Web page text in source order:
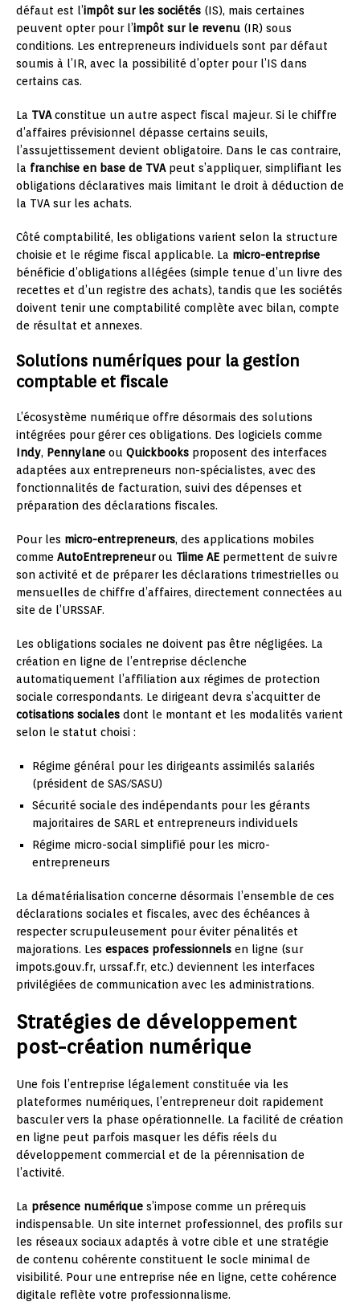
défaut est l’impôt sur les sociétés (IS), mais certaines
peuvent opter pour l’impôt sur le revenu (IR) sous
conditions. Les entrepreneurs individuels sont par défaut
soumis à l’IR, avec la possibilité d’opter pour l’IS dans
certains cas.
La TVAconstitue un autre aspect fiscal majeur. Si le chiffre
d’affaires prévisionnel dépasse certains seuils,
l’assujettissement devient obligatoire. Dans le cas contraire,
la franchise en base de TVApeut s’appliquer, simplifiant les
obligations déclaratives mais limitant le droit à déduction de
la TVA sur les achats.
Côté comptabilité, les obligations varient selon la structure
choisie et le régime fiscal applicable. La micro-entreprise
bénéficie d’obligations allégées (simple tenue d’un livre des
recettes et d’un registre des achats), tandis que les sociétés
doivent tenir une comptabilité complète avec bilan, compte
de résultat et annexes.
Solutions numériques pour la gestion
comptable et fiscale
L’écosystème numérique offre désormais des solutions
intégrées pour gérer ces obligations. Des logiciels comme
Indy, Pennylane ou Quickbooks proposent des interfaces
adaptées aux entrepreneurs non-spécialistes, avec des
fonctionnalités de facturation, suivi des dépenses et
préparation des déclarations fiscales.
Pour les micro-entrepreneurs, des applications mobiles
comme AutoEntrepreneurou Tiime AE permettent de suivre
son activité et de préparer les déclarations trimestrielles ou
mensuelles de chiffre d’affaires, directement connectées au
site de l’URSSAF.
Les obligations sociales ne doivent pas être négligées. La
création en ligne de l’entreprise déclenche
automatiquement l’affiliation aux régimes de protection
sociale correspondants. Le dirigeant devra s’acquitter de
cotisations sociales dont le montant et les modalités varient
selon le statut choisi :
Régime général pour les dirigeants assimilés salariés
(président de SAS/SASU)
Sécurité sociale des indépendants pour les gérants
majoritaires de SARL et entrepreneurs individuels
Régime micro-social simplifié pour les micro-
entrepreneurs
La dématérialisation concerne désormais l’ensemble de ces
déclarations sociales et fiscales, avec des échéances à
respecter scrupuleusement pour éviter pénalités et
majorations. Les espaces professionnels en ligne (sur
impots.gouv.fr, urssaf.fr, etc.) deviennent les interfaces
privilégiées de communication avec les administrations.
Stratégies de développement
post-création numérique
Une fois l’entreprise légalement constituée via les
plateformes numériques, l’entrepreneur doit rapidement
basculer vers la phase opérationnelle. La facilité de création
en ligne peut parfois masquer les défis réels du
développement commercial et de la pérennisation de
l’activité.
La présence numérique s’impose comme un prérequis
indispensable. Un site internet professionnel, des profils sur
les réseaux sociaux adaptés à votre cible et une stratégie
de contenu cohérente constituent le socle minimal de
visibilité. Pour une entreprise née en ligne, cette cohérence
digitale reflète votre professionnalisme.